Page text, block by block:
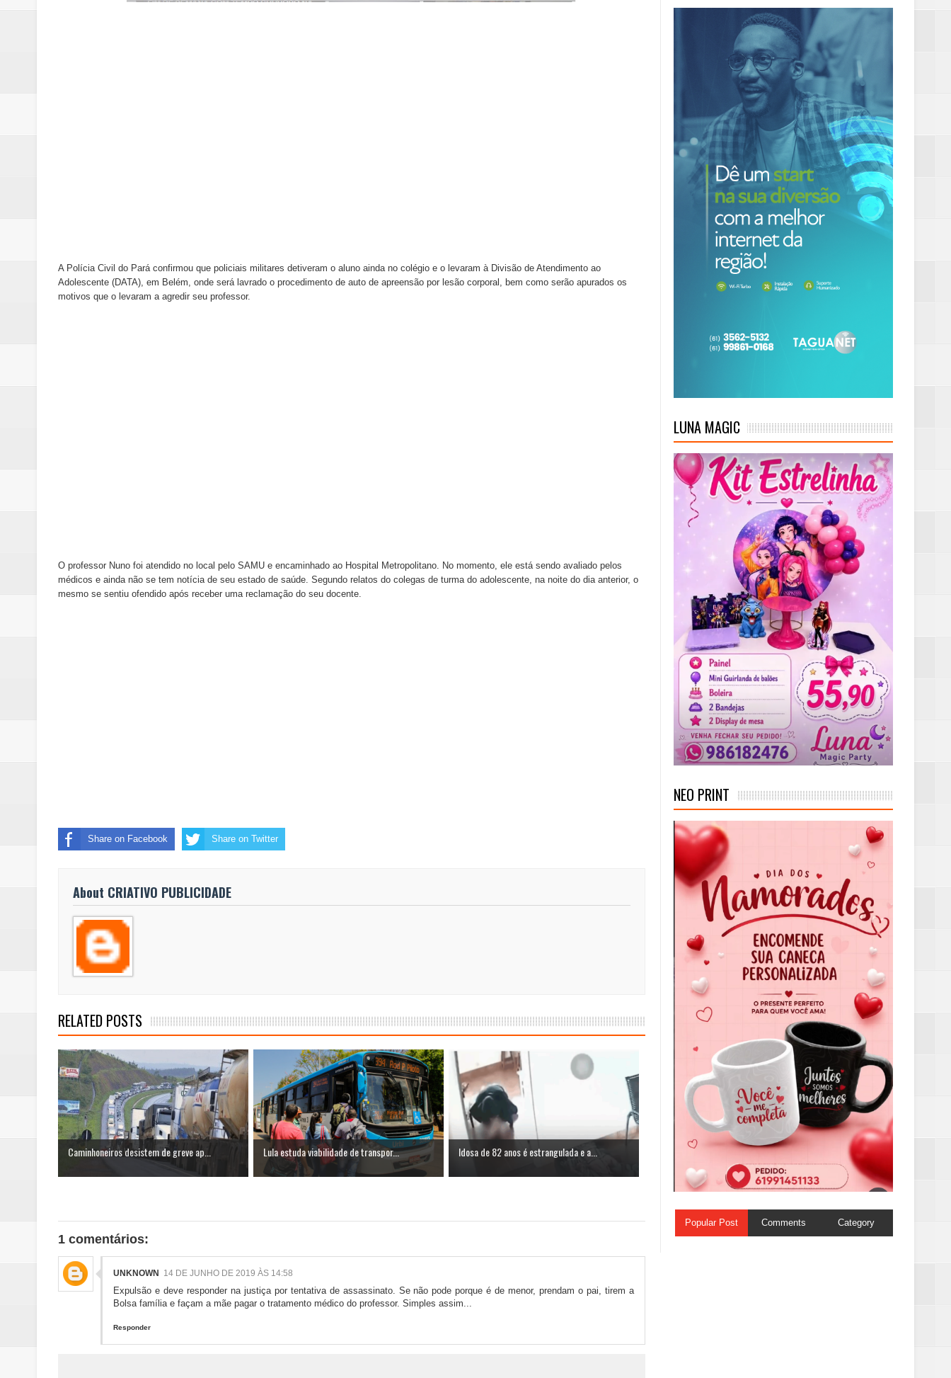
A Polícia Civil do Pará confirmou que policiais militares detiveram o aluno ainda no colégio e o levaram à Divisão de Atendimento ao
Adolescente (DATA), em Belém, onde será lavrado o procedimento de auto de apreensão por lesão corporal, bem como serão apurados os
motivos que o levaram a agredir seu professor.
O professor Nuno foi atendido no local pelo SAMU e encaminhado ao Hospital Metropolitano. No momento, ele está sendo avaliado pelos
médicos e ainda não se tem notícia de seu estado de saúde. Segundo relatos do colegas de turma do adolescente, na noite do dia anterior, o
mesmo se sentiu ofendido após receber uma reclamação do seu docente.
Share on Facebook Share on Twitter
About CRIATIVO PUBLICIDADE
RELATED POSTS
Caminhoneiros desistem de greve ap... Lula estuda viabilidade de transpor... Idosa de 82 anos é estrangulada e a...
1 comentários:
UNKNOWN 14 DE JUNHO DE 2019 ÀS 14:58
Expulsão e deve responder na justiça por tentativa de assassinato. Se não pode porque é de menor, prendam o pai, tirem a
Bolsa família e façam a mãe pagar o tratamento médico do professor. Simples assim...
Responder
LUNA MAGIC
NEO PRINT
Popular Post Comments Category